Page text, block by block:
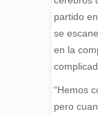
partido
se
en la
“Hemos
pero